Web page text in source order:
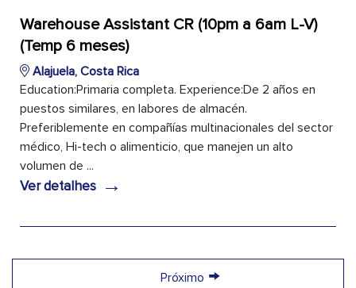
Warehouse Assistant CR (10pm a 6am L-V)
(Temp 6 meses)
Alajuela, Costa Rica
Education:Primaria completa. Experience:De 2 años en
puestos similares, en labores de almacén.
Preferiblemente en compañías multinacionales del sector
médico, Hi-tech o alimenticio, que manejen un alto
volumen de ...
Ver detalhes →
Próximo →